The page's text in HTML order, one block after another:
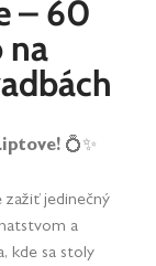
– 60
na
💍✨
zažiť jedinečný
a
kde sa stoly